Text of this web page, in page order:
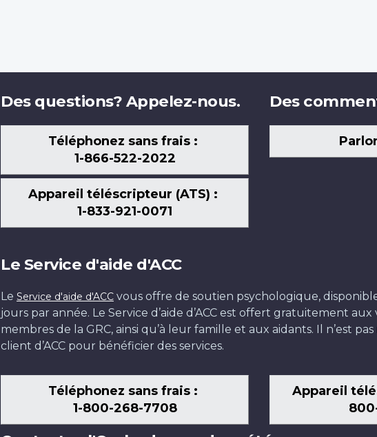
Des questions? Appelez-nous.
Téléphonez sans frais :
1-866-522-2022
Appareil téléscripteur (ATS) :
1-833-921-0071
Des
Le Service d'aide d'ACC
Le Service d'aide d'ACC vous offre de soutien psychologique,
jours par année. Le Service d’aide d’ACC est offert gratuitement
membres de la GRC, ainsi qu’à leur famille et aux aidants. Il n’est
client d’ACC pour bénéficier des services.
Téléphonez sans frais :
1-800-268-7708
Appareil